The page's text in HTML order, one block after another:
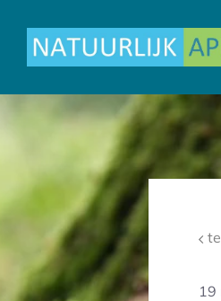
naar
inhoud
19